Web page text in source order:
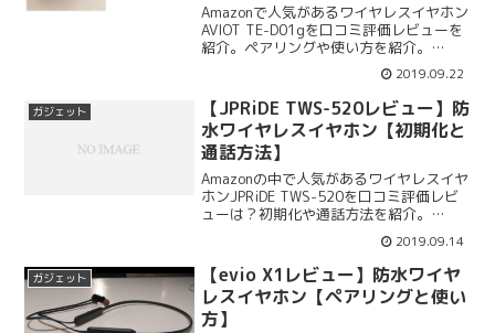
Amazonで人気があるワイヤレスイヤホン
AVIOT TE-D01gを口コミ評価レビューを
紹介。ペアリングや使い方を紹介。
AVIOT TE-D01gの遅延や音質、付属品、
スペック、口コミ評価レビューをまとめ
ます。AVIOT TE-D01gを防水でデザイン
もグッド。
2019.09.22
ガジェット
【JPRiDE TWS-520レビュー】防
水ワイヤレスイヤホン【初期化と
通話方法】
Amazonの中で人気があるワイヤレスイヤ
ホンJPRiDE TWS-520を口コミ評価レビ
ューは？初期化や通話方法を紹介。
JPRiDE TWS-520の使い方やペアリング
方法、付属品、スペック、口コミ評価レ
ビューをまとめます。2018にデザイン賞
受賞しています。
2019.09.14
ガジェット
【evio X1レビュー】防水ワイヤ
レスイヤホン【ペアリングと使い
方】